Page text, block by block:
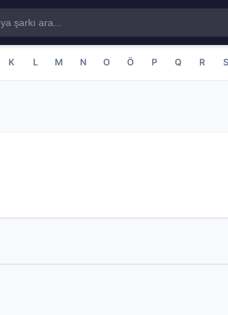
K L M N O Ö P Q R S